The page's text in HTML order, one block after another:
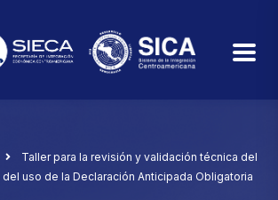
Taller para la revisión y validación técnica del
uso de la Declaración Anticipada Obligatoria